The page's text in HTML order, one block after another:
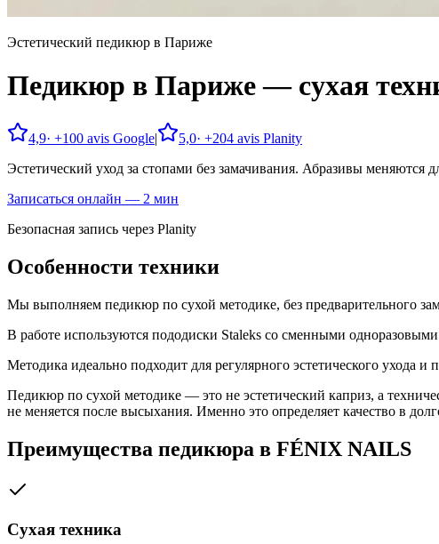
Эстетический педикюр в Париже
Педикюр в Париже — сухая
4,9· +100 avis Google| 5,0· +204 avis Planity
Эстетический уход за стопами без замачивания. Абразивы
Записаться онлайн — 2 мин
Безопасная запись через Planity
Особенности техники
Мы выполняем педикюр по сухой методике, без предварительного
В работе используются пододиски Staleks со сменными
Методика идеально подходит для регулярного эстетического ухода и
Педикюр по сухой методике — это не эстетический каприз, а
не меняется после высыхания. Именно это определяет качество в
Преимущества педикюра в FÉNIX NAILS
Сухая техника